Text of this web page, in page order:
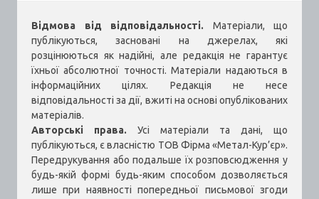
Відмова від відповідальності. Матеріали, що
публікуються, засновані на джерелах, які
розцінюються як надійні, але редакція не гарантує
їхньої абсолютної точності. Матеріали надаються в
інформаційних цілях. Редакція не несе
відповідальності за дії, вжиті на основі опублікованих
матеріалів.
Авторські права. Усі матеріали та дані, що
публікуються, є власністю ТОВ Фірма «Метал-Кур’єр».
Передрукування або подальше їх розповсюдження у
будь-якій формі будь-яким способом дозволяється
лише при наявності попередньої письмової згоди